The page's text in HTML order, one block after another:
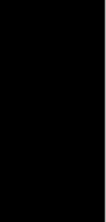
con dialogos en
S.W.A.T.?